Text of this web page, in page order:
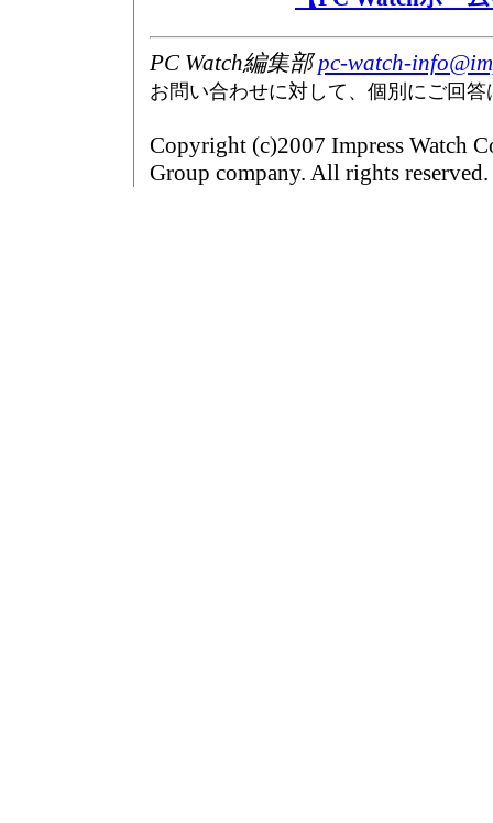
PC Watch編集部pc-watch-
お問い合わせに対して、個別にご回
Copyright (c)2007 Impress Watch
Group company. All rights reserved.